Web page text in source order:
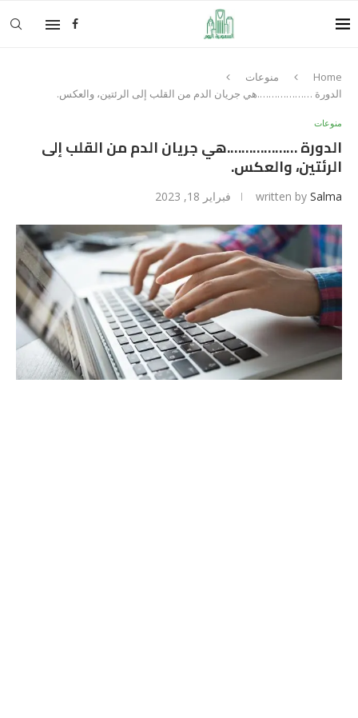
Home
منوعات
الدورة ……………….هي جريان الدم من القلب إلى الرئتين، والعكس.
منوعات
الدورة ……………….هي جريان الدم من القلب إلى
الرئتين، والعكس.
written by Salma فبراير 18, 2023